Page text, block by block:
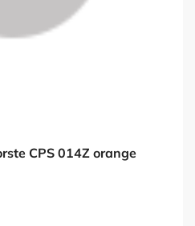
CPS 014Z orange